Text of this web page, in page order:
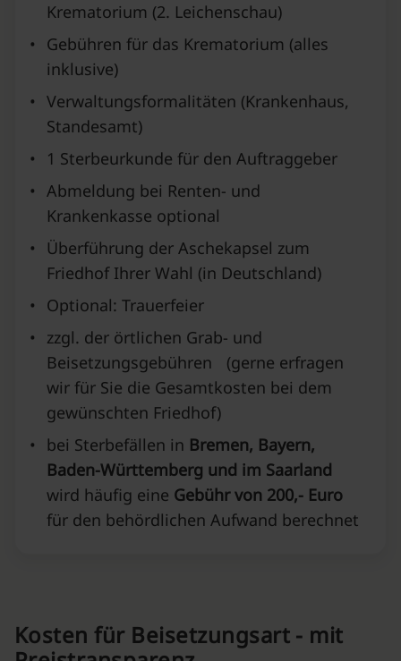
Krematorium (2. Leichenschau)
•
Gebühren für das Krematorium (alles
inklusive)
• Verwaltungsformalitäten (Krankenhaus,
Standesamt)
•
1 Sterbeurkunde für den Auftraggeber
• Abmeldung bei Renten- und
Krankenkasse optional
•
Überführung der Aschekapsel zum
Friedhof Ihrer Wahl (in Deutschland)
•
Optional: Trauerfeier
•
zzgl. der örtlichen Grab- und
Beisetzungsgebühren (gerne erfragen
wir für Sie die Gesamtkosten bei dem
gewünschten Friedhof)
•
bei Sterbefällen in Bremen, Bayern,
Baden-Württemberg und im Saarland
wird häufig eine Gebühr von 200,- Euro
für den behördlichen Aufwand berechnet
Kosten für Beisetzungsart - mit